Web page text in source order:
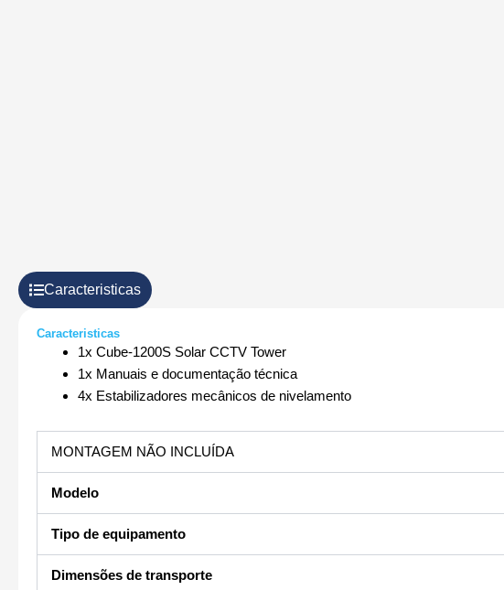
Caracteristicas
Caracteristicas
1x Cube-1200S Solar CCTV Tower
1x Manuais e documentação técnica
4x Estabilizadores mecânicos de nivelamento
MONTAGEM NÃO INCLUÍDA
Modelo
Tipo de equipamento
Dimensões de transporte